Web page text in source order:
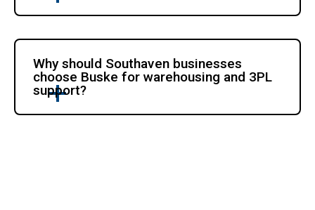
Why should Southaven businesses
choose Buske for warehousing and 3PL
support?